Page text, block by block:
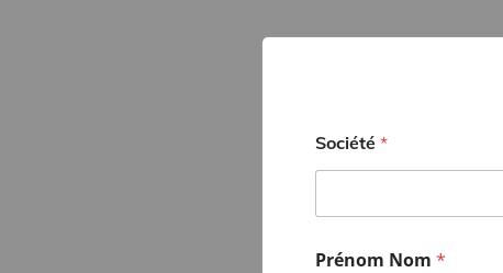
Société *
Prénom Nom *